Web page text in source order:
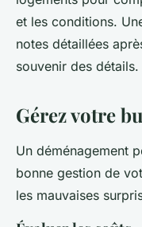
et les conditions.
notes détaillées
souvenir des détails.
Gérez votre
Un déménagement
bonne gestion de
les mauvaises